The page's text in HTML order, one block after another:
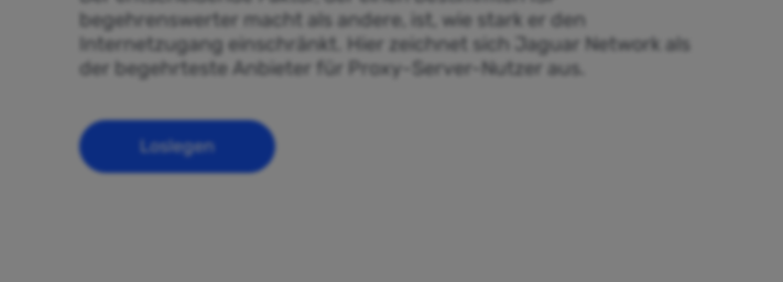
begehrenswerter macht als andere, ist, wie stark er den
Internetzugang einschränkt. Hier zeichnet sich Jaguar Network als
der begehrteste Anbieter für Proxy-Server-Nutzer aus.
Loslegen